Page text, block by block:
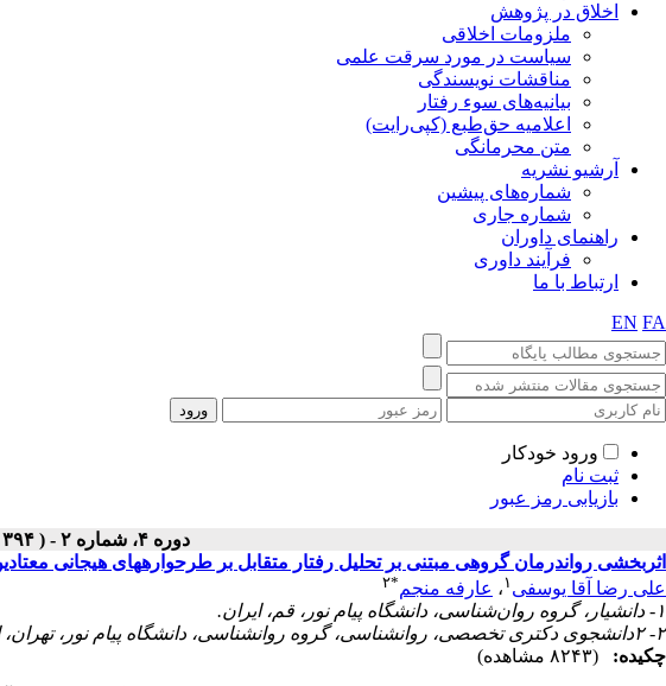
اخلاق در پژوهش
ملزومات اخلاقی
سیاست در مورد سرقت علمی
مناقشات نویسندگی
بیانیه‌های سوء رفتار
اعلامیه حق‌طبع (کپی‌رایت)
متن محرمانگی
آرشیو نشریه
شماره‌های پیشین
شماره جاری
راهنمای داوران
فرآیند داوری
ارتباط با ما
EN FA
ورود خودکار
ثبت نام
بازیابی رمز عبور
دوره ۴، شماره ۲ - ( ۱۳۹۴ )
اثربخشی روان‎درمان گروهی مبتنی بر تحلیل رفتار متقابل بر طرحواره‎های هیجانی معتادین در حال ترک
علی رضا آقا یوسفی ۱ ، عارفه منجم *۲
۱- دانشیار، گروه روان‌شناسی، دانشگاه پیام نور، قم، ایران.
۲- ۲دانشجوی دکتری تخصصی، روانشناسی، گروه روانشناسی، دانشگاه پیام نور، تهران، ایران.
چکیده:
(۸۲۴۳ مشاهده)